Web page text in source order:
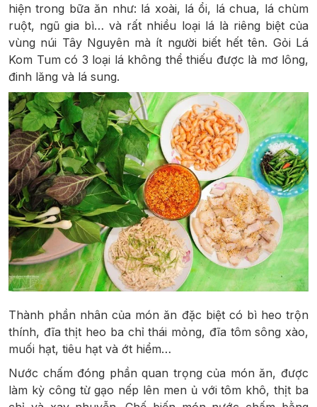
hiện trong bữa ăn như: lá xoài, lá ổi, lá chua, lá chùm
ruột, ngũ gia bì… và rất nhiều loại lá là riêng biệt của
vùng núi Tây Nguyên mà ít người biết hết tên. Gỏi Lá
Kom Tum có 3 loại lá không thể thiếu được là mơ lông,
đinh lăng và lá sung.
Thành phần nhân của món ăn đặc biệt có bì heo trộn
thính, đĩa thịt heo ba chỉ thái mỏng, đĩa tôm sông xào,
muối hạt, tiêu hạt và ớt hiểm…
Nước chấm đóng phần quan trọng của món ăn, được
làm kỳ công từ gạo nếp lên men ủ với tôm khô, thịt ba